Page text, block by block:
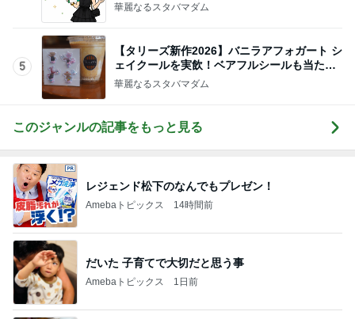
華麗なるスタバマダム
5
【タリーズ新作2026】バニラアフォガート シ
ェイクールを実飲！ベアフルシールも当たっ
た！
華麗なるスタバマダム
このジャンルの記事をもっと見る
レジェンド松下のなんでもプレゼン！
Amebaトピックス 14時間前
だいた 子育てで大切だと思う事
Amebaトピックス 1日前